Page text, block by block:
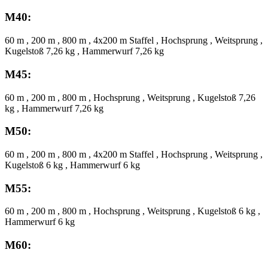
M40:
60 m , 200 m , 800 m , 4x200 m Staffel , Hochsprung , Weitsprung ,
Kugelstoß 7,26 kg , Hammerwurf 7,26 kg
M45:
60 m , 200 m , 800 m , Hochsprung , Weitsprung , Kugelstoß 7,26
kg , Hammerwurf 7,26 kg
M50:
60 m , 200 m , 800 m , 4x200 m Staffel , Hochsprung , Weitsprung ,
Kugelstoß 6 kg , Hammerwurf 6 kg
M55:
60 m , 200 m , 800 m , Hochsprung , Weitsprung , Kugelstoß 6 kg ,
Hammerwurf 6 kg
M60: